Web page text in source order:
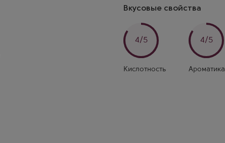
Вкусовые свойства
4/5
Кислотность
4/5
Ароматика